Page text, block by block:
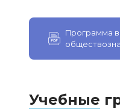
Программа
Учебные